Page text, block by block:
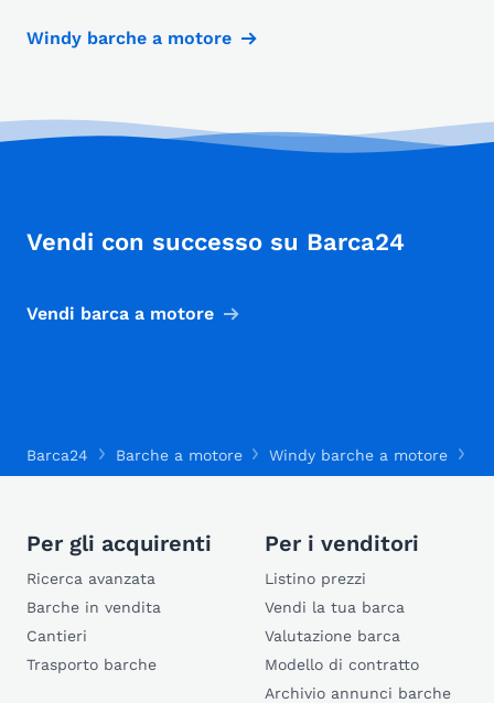
Windy barche a motore
Vendi con successo su Barca24
Vendi barca a motore
Barca24 Barche a motore Windy barche a motore
Per gli acquirenti
Ricerca avanzata
Barche in vendita
Cantieri
Trasporto barche
Per i venditori
Listino prezzi
Vendi la tua barca
Valutazione barca
Modello di contratto
Archivio annunci barche